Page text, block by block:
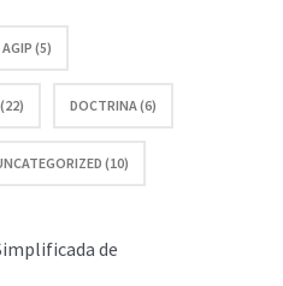
AGIP (5)
DOCTRINA (6)
(10)
de